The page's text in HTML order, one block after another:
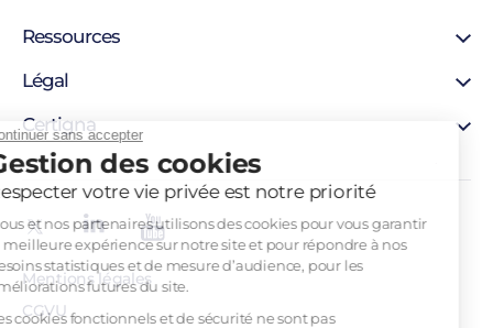
Continuer sans accepter
Gestion des cookies
Respecter votre vie privée est notre priorité
Nous et nos partenaires utilisons des cookies pour vous garantir
la meilleure expérience sur notre site et pour répondre à nos
besoins statistiques et de mesure d’audience, pour les
améliorations futures du site.
Les cookies fonctionnels et de sécurité ne sont pas
Certificat SSL
Certificat personne physique
Hébergement sécurisée
Solutions pour développeurs
Ressources
Support
Blog
Légal
Mentions légales
Autorités de certification
Liste de révocation
Politique d’horodatage
Politique de certification
Tableau Garanties HDS
Certigna
À propos
Pourquoi nous choisir
Recrutement
Mentions légales
CGVU